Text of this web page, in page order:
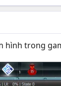
hình trong